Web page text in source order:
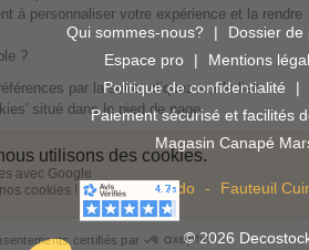
Qui sommes-nous? Dossier de
Espace pro
Mentions
Politique de confidentialité
Paiement sécurisé et facilités
Magasin Canapé
Canapé Rapido Fauteuil Cuir
© 2026